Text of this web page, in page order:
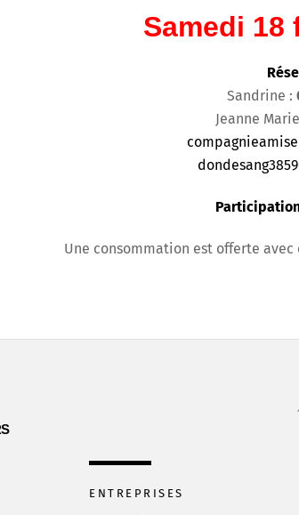
Samedi 18
Sandrine :
Jeanne
Une consommation est offerte avec
ENTREPRISES